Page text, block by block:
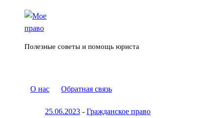
Полезные советы и помощь юриста
О нас Обратная связь
25.06.2023 - Гражданское право